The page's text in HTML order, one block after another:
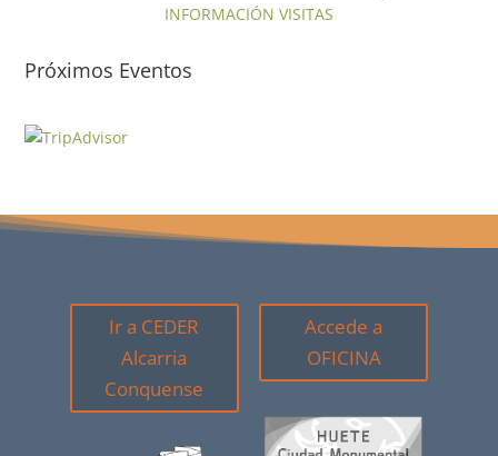
INFORMACIÓN VISITAS
Próximos Eventos
Ir a CEDER
Alcarria
Conquense
Accede a
OFICINA